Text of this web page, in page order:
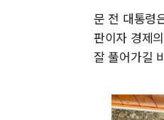
문 전 대통령
판이자 경제
잘 풀어가길